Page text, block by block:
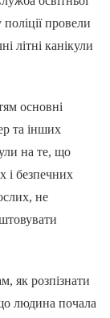
провели
літні канікули
основні
та інших
на те, що
і безпечних
не
як розпізнати
людина почала